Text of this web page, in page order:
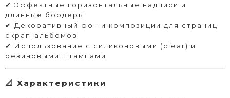
✔ Эффектные горизонтальные надписи и
длинные бордеры
✔ Декоративный фон и композиции для страниц
скрап-альбомов
✔ Использование с силиконовыми (clear) и
резиновыми штампами
📐 Характеристики